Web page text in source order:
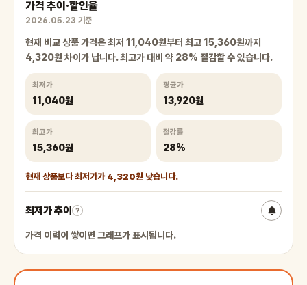
가격 추이·할인율
2026.05.23 기준
현재 비교 상품 가격은 최저 11,040원부터 최고 15,360원까지
4,320원 차이가 납니다. 최고가 대비 약 28% 절감할 수 있습니다.
최저가
11,040원
평균가
13,920원
최고가
15,360원
절감률
28%
현재 상품보다 최저가가 4,320원 낮습니다.
최저가 추이 ?
가격 이력이 쌓이면 그래프가 표시됩니다.